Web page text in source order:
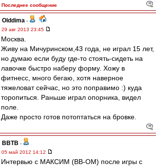
Последнее сообщение
Olddima -
29 авг 2013 23:45
Москва.
Живу на Мичуринском,43 года, не играл 15 лет,
но думаю если буду где-то стоять-сидеть на
лавочке быстро наберу форму. Хожу в
фитнесс, много бегаю, хотя наверное
тяжеловат сейчас, но это поправимо :) куда
торопиться. Раньше играл опорника, видел
поле.
Даже просто готов потоптаться на бровке.
ВВТВ -
05 май 2012 14:12
Интервью с МАКСИМ (ВВ-ОМ) после игры с